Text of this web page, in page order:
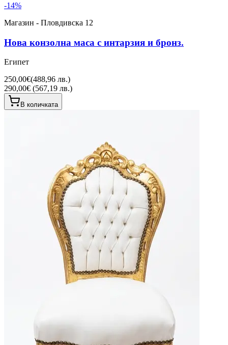
-14%
Магазин - Пловдивска 12
Нова конзолна маса с интарзия и бронз.
Египет
250,00€(488,96 лв.)
290,00€ (567,19 лв.)
В количката